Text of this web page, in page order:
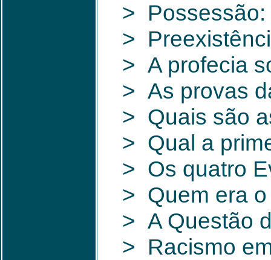
> Possessão:
>
> A profecia
> As provas
> Quais são
> Qual a
> Os quatro
> Quem era
> A Questão
> Racismo